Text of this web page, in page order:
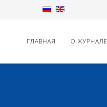
ГЛАВНАЯ О ЖУРНАЛЕ